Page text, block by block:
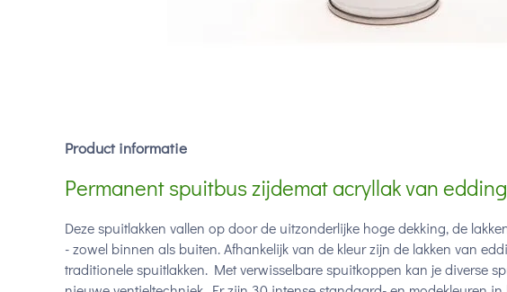
Product informatie
Permanent spuitbus zijdemat acryllak van edding
Deze spuitlakken vallen op door de uitzonderlijke hoge dekking, de
- zowel binnen als buiten. Afhankelijk van de kleur zijn de lakken van
traditionele spuitlakken. Met verwisselbare spuitkoppen kan je diverse